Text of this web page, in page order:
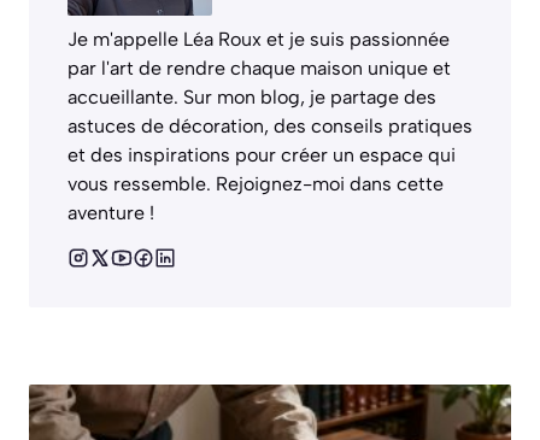
Je m'appelle Léa Roux et je suis passionnée
par l'art de rendre chaque maison unique et
accueillante. Sur mon blog, je partage des
astuces de décoration, des conseils pratiques
et des inspirations pour créer un espace qui
vous ressemble. Rejoignez-moi dans cette
aventure !